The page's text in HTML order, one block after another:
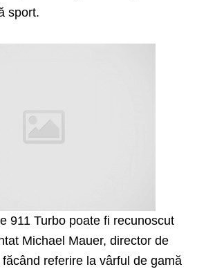
sport.
911 Turbo poate fi recunoscut
Michael Mauer, director de
referire la vârful de gamă